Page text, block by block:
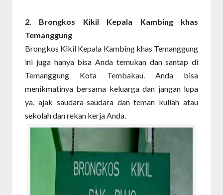
2. Brongkos Kikil Kepala Kambing khas
Temanggung
Brongkos Kikil Kepala Kambing khas Temanggung
ini juga hanya bisa Anda temukan dan santap di
Temanggung Kota Tembakau. Anda bisa
menikmatinya bersama keluarga dan jangan lupa
ya, ajak saudara-saudara dan teman kuliah atau
sekolah dan rekan kerja Anda.